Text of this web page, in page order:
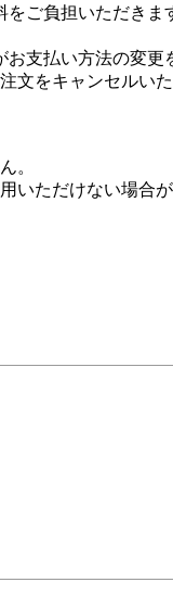
ご負担いただき
支払い方法の変更
文をキャンセルいた
。
いただけない場合が